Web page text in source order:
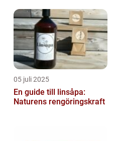
05 juli 2025
En guide till linsåpa:
Naturens rengöringskraft